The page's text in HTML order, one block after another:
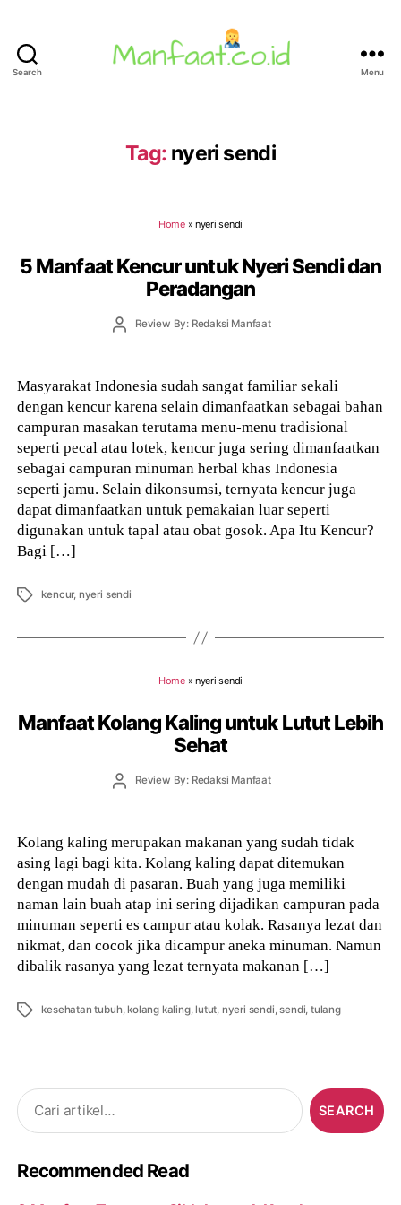
Search Menu
Tag: nyeri sendi
Home»nyeri sendi
5 Manfaat Kencur untuk Nyeri Sendi dan
Peradangan
PostReview By: Redaksi Manfaat
Masyarakat Indonesia sudah sangat familiar sekali
dengan kencur karena selain dimanfaatkan sebagai bahan
campuran masakan terutama menu-menu tradisional
seperti pecal atau lotek, kencur juga sering dimanfaatkan
sebagai campuran minuman herbal khas Indonesia
seperti jamu. Selain dikonsumsi, ternyata kencur juga
dapat dimanfaatkan untuk pemakaian luar seperti
digunakan untuk tapal atau obat gosok. Apa Itu Kencur?
Bagi […]
Tags kencur, nyeri sendi
Home»nyeri sendi
Manfaat Kolang Kaling untuk Lutut Lebih
Sehat
PostReview By: Redaksi Manfaat
Kolang kaling merupakan makanan yang sudah tidak
asing lagi bagi kita. Kolang kaling dapat ditemukan
dengan mudah di pasaran. Buah yang juga memiliki
naman lain buah atap ini sering dijadikan campuran pada
minuman seperti es campur atau kolak. Rasanya lezat dan
nikmat, dan cocok jika dicampur aneka minuman. Namun
dibalik rasanya yang lezat ternyata makanan […]
Tags kesehatan tubuh, kolang kaling, lutut, nyeri sendi,sendi, tulang
Search
for:
Recommended Read